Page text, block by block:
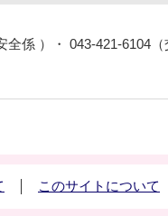
全係 ）・ 043-421-6104
このサイトについて